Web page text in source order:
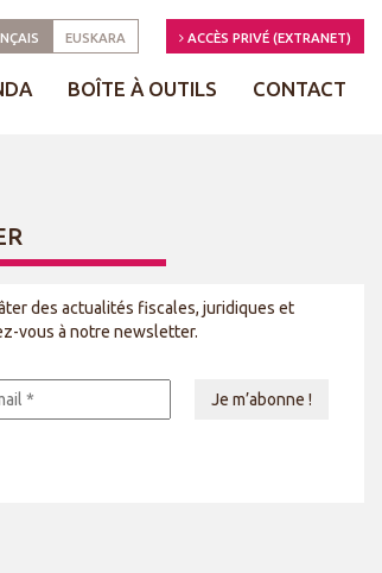
EUSKARA ACCÈS PRIVÉ (EXTRANET)
BOÎTE À OUTILS CONTACT
des actualités fiscales, juridiques et
vous à notre newsletter.